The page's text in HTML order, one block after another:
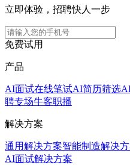
立即体验，招聘快人一步
免费试用
产品
AI面试在线笔试AI简历筛选
聘专场牛客职播
解决方案
通用解决方案智能制造解决
AI面试解决方案